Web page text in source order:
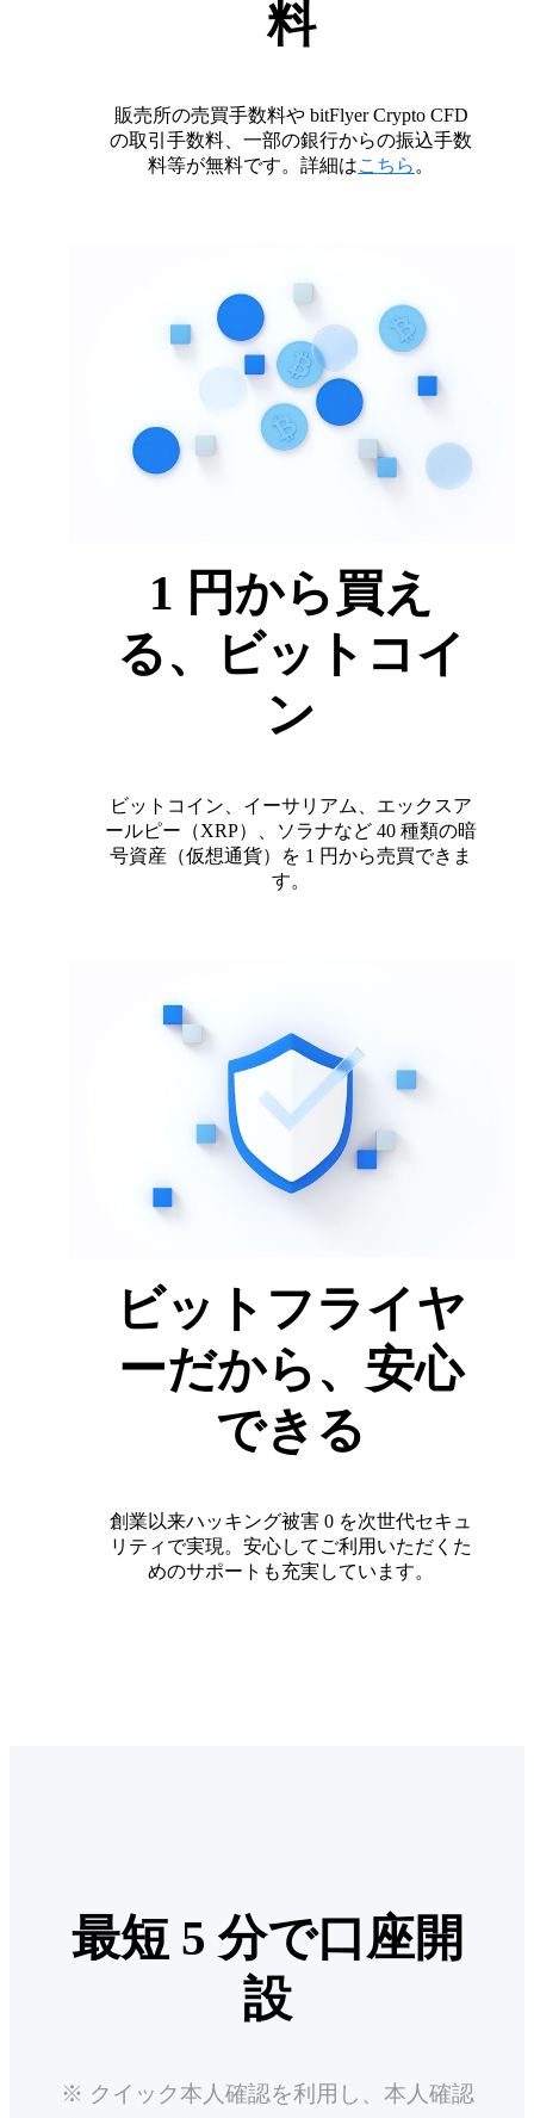
料
販売所の売買手数料や bitFlyer Crypto CFD
の取引手数料、一部の銀行からの振込手数
料等が無料です。詳細はこちら 。
1 円から買え
る、ビットコイ
ン
ビットコイン、イーサリアム、エックスア
ールピー（XRP）、ソラナなど 40 種類の暗
号資産（仮想通貨）を 1 円から売買できま
す。
ビットフライヤ
ーだから、安心
できる
創業以来ハッキング被害 0 を次世代セキュ
リティで実現。安心してご利用いただくた
めのサポートも充実しています。
最短 5 分で口座開
設
※ クイック本人確認を利用し、本人確認